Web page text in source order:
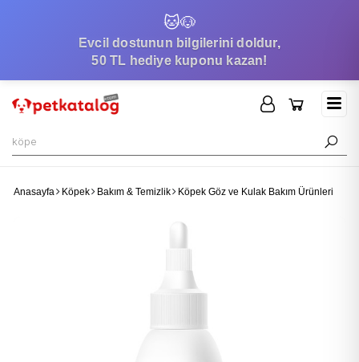
🐱🐶
Evcil dostunun bilgilerini doldur,
50 TL hediye kuponu kazan!
Anasayfa Köpek Bakım & Temizlik Köpek Göz ve Kulak Bakım Ürünleri